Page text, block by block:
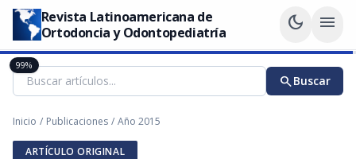
Revista Latinoamericana de
Ortodoncia y Odontopediatría
dark_mode menu
searchBuscar
Inicio / Publicaciones / Año 2015
ARTÍCULO ORIGINAL
99%